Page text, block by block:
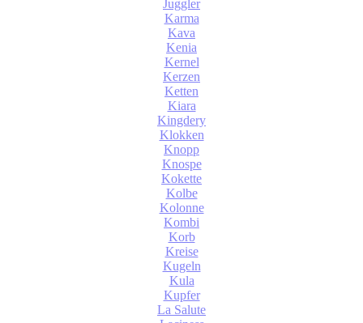
Juggler
Karma
Kava
Kenia
Kernel
Kerzen
Ketten
Kiara
Kingdery
Klokken
Knopp
Knospe
Kokette
Kolbe
Kolonne
Kombi
Korb
Kreise
Kugeln
Kula
Kupfer
La Salute